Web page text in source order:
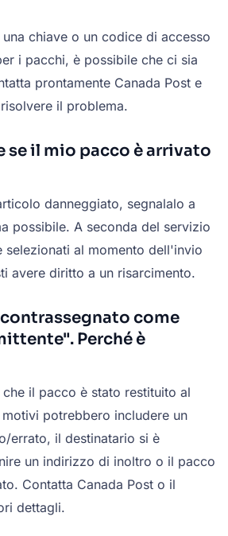
chiave o un codice di accesso
i pacchi, è possibile che ci sia
prontamente Canada Post e
il problema.
se il mio pacco è arrivato
danneggiato, segnalalo a
possibile. A seconda del servizio
selezionati al momento dell'invio
avere diritto a un risarcimento.
come
Perché è
il pacco è stato restituito al
potrebbero includere un
errato, il destinatario si è
un indirizzo di inoltro o il pacco
Contatta Canada Post o il
dettagli.